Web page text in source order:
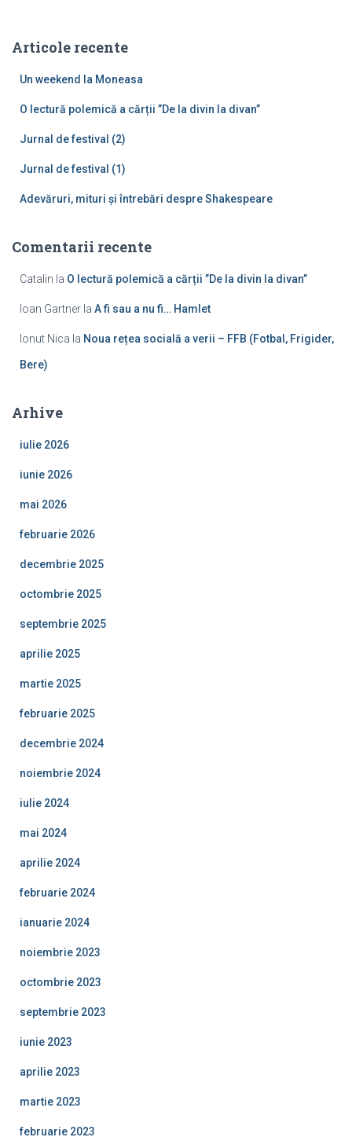
d
Articole recente
Un weekend la Moneasa
O lectură polemică a cărții ”De la divin la divan”
Jurnal de festival (2)
Jurnal de festival (1)
Adevăruri, mituri și întrebări despre Shakespeare
Comentarii recente
Catalin la O lectură polemică a cărții ”De la divin la divan”
Ioan Gartner la A fi sau a nu fi… Hamlet
Ionut Nica la Noua rețea socială a verii – FFB (Fotbal, Frigider,
Bere)
Arhive
iulie 2026
iunie 2026
mai 2026
februarie 2026
decembrie 2025
octombrie 2025
septembrie 2025
aprilie 2025
martie 2025
februarie 2025
decembrie 2024
noiembrie 2024
iulie 2024
mai 2024
aprilie 2024
februarie 2024
ianuarie 2024
noiembrie 2023
octombrie 2023
septembrie 2023
iunie 2023
aprilie 2023
martie 2023
februarie 2023